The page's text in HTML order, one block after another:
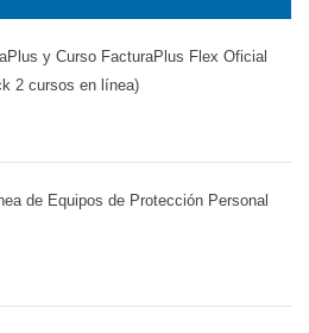
y Curso FacturaPlus Flex Oficial
2 cursos en línea)
de Equipos de Protección Personal